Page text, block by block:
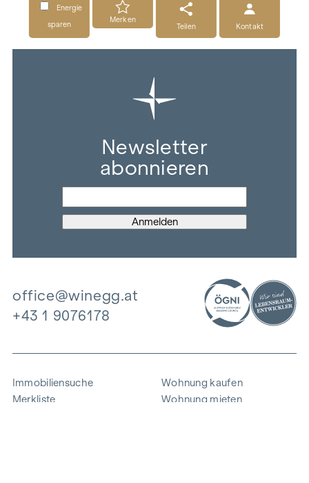
Energie
sparen
Merken
Teilen
Kontakt
Newsletter
abonnieren
office@winegg.at
+43 1 9076178
Immobiliensuche
Merkliste
Wohnung kaufen
Wohnung mieten